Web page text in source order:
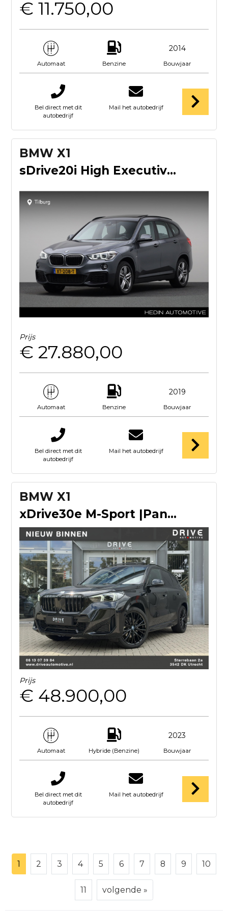
€ 11.750,00
Automaat Benzine
2014
Bouwjaar
Bel direct met dit
autobedrijf
Mail het autobedrijf
BMW X1
sDrive20i High Executive Edition | Head-Up Display | Stoelve
Prijs
€ 27.880,00
Automaat Benzine
2019
Bouwjaar
Bel direct met dit
autobedrijf
Mail het autobedrijf
BMW X1
xDrive30e M-Sport |Pano|H/K|Leer|Memory|Innovation|360Cam|AC
Prijs
€ 48.900,00
Automaat Hybride (Benzine)
2023
Bouwjaar
Bel direct met dit
autobedrijf
Mail het autobedrijf
1 2 3 4 5 6 7 8 9 10
11 volgende »